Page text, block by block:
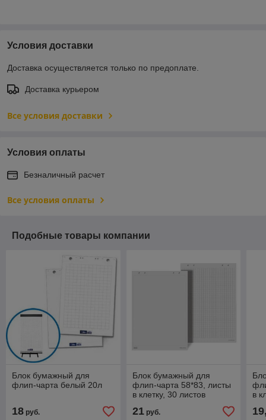
Условия доставки
Доставка осуществляется только по предоплате.
Доставка курьером
Все условия доставки
Условия оплаты
Безналичный расчет
Все условия оплаты
Подобные товары компании
Блок бумажный для
флип-чарта белый 20л
18 руб.
Блок бумажный для
флип-чарта 58*83, листы
в клетку, 30 листов
21руб.
в